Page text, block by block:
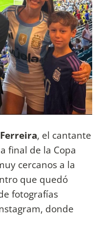
, el cantante
final de la Copa
cercanos a la
que quedó
fotografías
donde